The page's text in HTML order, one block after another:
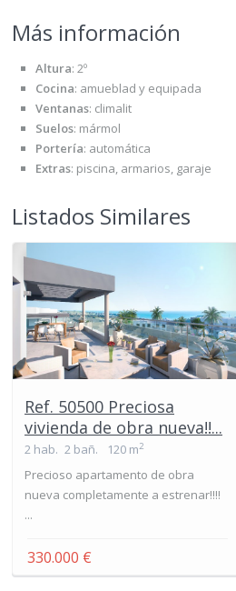
Más información
Altura: 2º
Cocina: amueblad y equipada
Ventanas: climalit
Suelos: mármol
Portería: automática
Extras: piscina, armarios, garaje
Listados Similares
Ref. 50500 Preciosa
vivienda de obra nueva!!...
2 hab. 2 bañ. 120 m2
Precioso apartamento de obra
nueva completamente a estrenar!!!!
...
330.000 €